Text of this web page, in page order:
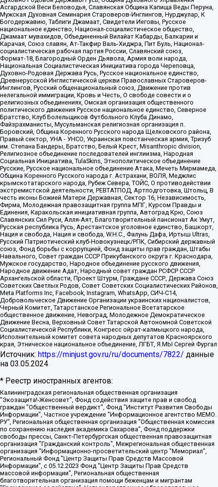
Асгардской Веси Беловодья, Славянская Община Капища Веды Перуна,
Мужская Духовная Семинария Староверов-Инглингов, Нурджулар, К
Богодержавию, Таблиги Джамаат, Свидетели Иеговы, Русское
национальное единство, Национал-социалистическое общество,
Джамаат мувахидов, Объединенный Вилайат Кабарды, Балкарии и
Карачая, Союз славян, Ат-Такфир Валь-Хиджра, Пит Буль, Национал-
социалистическая рабочая партия России, Славянский союз,
Формат-18, Благородный Орден Дьявола, Армия воли народа,
Национальная Социалистическая Инициатива города Череповца,
Духовно-Родовая Держава Русь, Русское национальное единство,
Древнерусской Инглистической церкви Православных Староверов-
Инглингов, Русский общенациональный союз, Движение против
нелегальной иммиграции, Кровь и Честь, О свободе совести и о
религиозных объединениях, Омская организация общественного
политического движения Русское национальное единство, Северное
Братство, Клуб Болельщиков Футбольного Клуба Динамо,
Файзрахманисты, Мусульманская религиозная организация п.
Боровский, Община Коренного Русского народа Щелковского района,
Правый сектор, УНА - УНСО, Украинская повстанческая армия, Тризуб
им. Степана Бандеры, Братство, Белый Крест, Misanthropic division,
Религиозное объединение последователей инглиизма, Народная
Социальная Инициатива, TulaSkins, Этнополитическое объединение
Русские, Русское национальное объединение Атака, Мечеть Мирмамеда,
Община Коренного Русского народа г. Астрахани, ВОЛЯ, Меджлис
крымскотатарского народа, Рубеж Севера, ТОЙС, О противодействии
экстремистской деятельности, РЕВТАТПОД, Артподготовка, Штольц, В
честь иконы Божией Матери Державная, Сектор 16, Независимость,
Фирма, Молодежная правозащитная группа МПГ, Курсом Правды и
Единения, Каракольская инициативная группа, Автоград Крю, Союз
Славянских Сил Руси, Алля-Аят, Благотворительный пансионат Ак Умут,
Русская республика Русь, Арестантское уголовное единство, Башкорт,
Нация и свобода, Нация и свобода, W.H.С., Фалунь Дафа, Иртыш Ultras,
Русский Патриотический клуб-Новокузнецк/РПК, Сибирский державный
союз, Фонд борьбы с коррупцией, Фонд защиты прав граждан, Штабы
Навального, Совет граждан СССР Прикубанского округа г. Краснодара,
Мужское государство, Народное объединение русского движения,
Народное движение Адат, Народный совет граждан РСФСР СССР
Архангельской области, Проект Штурм, Граждане СССР, Держава Союз
Советских Светлых Родов, Совет Советских Социалистических Районов,
Meta Platforms Inc, Facebook, Instagram, WhatsApp, СИЧ-С14,
Добровольческое Движение Организации украинских националистов,
Черный Комитет, Татарстанское Региональное Всетатарское
общественное движение, Невоград, Молодежное Демократическое
Движение Весна, Верховный Совет Татарской Автономной Советской
Социалистической Республики, Конгресс ойрат-калмыцкого народа,
Исполнительный комитет совета народных депутатов Красноярского
края, Этническое национальное объединение, ЛГБТ, Я.МЫ Сергей Фургал
Источник: https://minjust.gov.ru/ru/documents/7822/ данные
на 03.05.2024
* Реестр иностранных агентов:
Калининградская региональная общественная организация "Экозащита!-Женсовет", Фонд содействия защите прав и свобод граждан "Общественный вердикт", Фонд "Институт Развития Свободы Информации", Частное учреждение "Информационное агентство МЕМО. РУ", Региональная общественная организация "Общественная комиссия по сохранению наследия академика Сахарова", Фонд поддержки свободы прессы, Санкт-Петербургская общественная правозащитная организация "Гражданский контроль", Межрегиональная общественная организация "Информационно-просветительский центр "Мемориал", Региональный Фонд "Центр Защиты Прав Средств Массовой Информации", с 05.12.2023 Фонд "Центр Защиты Прав Средств массовой информации", Региональная общественная благотворительная организация помощи беженцам и мигрантам "Гражданское содействие", Негосударственное образовательное учреждение дополнительного профессионального образования (повышение квалификации) специалистов "АКАДЕМИЯ ПО ПРАВАМ ЧЕЛОВЕКА", Свердловская региональная общественная организация "Сутяжник", Автономная некоммерческая организация "Центр независимых социологических исследований", Союз общественных объединений "Российский исследовательский центр по правам человека", Региональное общественное учреждение научно-информационный центр "МЕМОРИАЛ", Некоммерческая организация "Фонд защиты гласности", Автономная некоммерческая организация "Институт прав человека", Городская общественная организация "Екатеринбургское общество "МЕМОРИАЛ", Городская общественная организация "Рязанское историко-просветительское и правозащитное общество "Мемориал" (Рязанский Мемориал), Челябинский региональный орган общественной самодеятельности – женское общественное объединение "Женщины Евразии", Челябинский региональный орган общественной самодеятельности "Уральская правозащитная группа", Фонд содействия защите здоровья и социальной справедливости имени Андрея Рылькова, Автономная Некоммерческая Организация "Аналитический Центр Юрия Левады", Автономная некоммерческая организация социальной поддержки населения "Проект Апрель", Региональная общественная организация помощи женщинам и детям, находящимся в кризисной ситуации "Информационно-методический центр "Анна", Фонд содействия развитию массовых коммуникаций и правовому просвещению "Так-так-Так", Фонд содействия устойчивому развитию "Серебряная тайга", Свердловский региональный общественный фонд социальных проектов "Новое время", "Idel.Реалии", Кавказ.Реалии, Крым.Реалии, Телеканал Настоящее Время, Татаро-башкирская служба Радио Свобода (Azatliq Radiosi), Радио Свободная Европа/Радио Свобода (PCE/PC), "Сибирь.Реалии", "Фактограф", Благотворительный фонд помощи осужденным и их семьям, Автономная некоммерческая организация "Институт глобализации и социальных движений", Фонд "В защиту прав заключенных", Частное учреждение "Центр поддержки и содействия развитию средств массовой информации", Пензенский региональный общественный благотворительный фонд "Гражданский союз", "Север.Реалии", Некоммерческая организация Фонд "Правовая инициатива", Общество с ограниченной ответственностью "Радио Свободная Европа/Радио Свобода", Чешское информационное агентство "MEDIUM-ORIENT", Красноярская региональная общественная организация "Мы против СПИДа", Камалягин Денис Николаевич, Маркелов Сергей Евгеньевич, Пономарев Лев Александрович, Савицкая Людмила Алексеевна, Автономная некоммерческая организация "Центр по работе с проблемой насилия "НАСИЛИЮ.НЕТ", Межрегиональный профессиональный союз работников здравоохранения "Альянс врачей", Юридическое лицо, зарегистрированное в Латвийской Республике, SIA "Medusa Project" (регистрационный номер 40103797863, дата регистрации 10.06.2014), Некоммерческая организация "Фонд по борьбе с коррупцией", Автономная некоммерческая организация "Институт права и публичной политики", Баданин Роман Сергеевич, Гликин Максим Александрович, Железнова Мария Михайловна, Лукьянова Юлия Сергеевна, Маетная Елизавета Витальевна, Маняхин Петр Борисович, Чуракова Ольга Владимировна, Ярош Юлия Петровна, Юридическое лицо "The Insider SIA", зарегистрированное в Риге, Латвийская Республика (дата регистрации 26.06.2015), являющееся администратором доменного имени интернет-издания "The Insider SIA", https://theins.ru, Постернак Алексей Евгеньевич, Рубин Михаил Аркадьевич, Анин Роман Александрович, Юридическое лицо Istories fonds, зарегистрированное в Латвийской Республике (регистрационный номер 50008295751, дата регистрации 24.02.2020), Великовский Дмитрий Александрович, Долинина Ирина Николаевна, Мароховская Алеся Алексеевна, Шлейнов Роман Юрьевич, Шмагун Олеся Валентиновна, Общество с ограниченной ответственностью "Альтаир 2021", Общество с ограниченной ответственностью "Вега 2021", Общество с ограниченной ответственностью "Главный редактор 2021", Общество с ограниченной ответственностью "Ромашки монолит", Важенков Артем Валерьевич, Ивановская областная общественная организация "Центр гендерных исследований", Гурман Юрий Альбертович, Медиапроект "ОВД-Инфо", Егоров Владимир Владимирович, Жилинский Владимир Александрович, Общество с ограниченной ответственностью "ЗП", Иванова София Юрьевна, Карезина Инна Павловна, Кильтау Екатерина Викторовна, Петров Алексей Викторович, Пискунов Сергей Евгеньевич, Смирнов Сергей Сергеевич, Тихонов Михаил Сергеевич, Общество с ограниченной ответственностью "ЖУРНАЛИСТ-ИНОСТРАННЫЙ АГЕНТ", Арапова Галина Юрьевна, Вольтская Татьяна Анатольевна, Американская компания "Mason G.E.S. Anonymous Foundation" (США), являющаяся владельцем интернет-издания https://mnews.world/, Компания "Stichting Bellingcat", зарегистрированная в Нидерландах (дата регистрации 11.07.2018), Захаров Андрей Вячеславович, Клепиковская Екатерина Дмитриевна, Общество с ограниченной ответственностью "МЕМО", Перл Роман Александрович, Симонов Евгений Алексеевич, Соловьева Елена Анатольевна, Сотников Даниил Владимирович, Сурначева Елизавета Дмитриевна, Автономная некоммерческая организация по защите прав человека и информированию населения "Якутия – Наше Мнение", Общество с ограниченной ответственностью "Москоу диджитал медиа", с 26.01.2023 Общество с ограниченной ответственностью "Чайка Белые сады", Ветошкина Валерия Валерьевна, Заговора Максим Александрович, Межрегиональное общественное движение "Российская ЛГБТ - сеть", Оленичев Максим Владимирович, Павлов Иван Юрьевич, Скворцова Елена Сергеевна, Общество с ограниченной ответственностью "Как бы инагент", Кочетков Игорь Викторович, Общество с ограниченной ответственностью "Честные выборы", Еланчик Олег Александрович, Общество с ограниченной ответственностью "Нобелевский призыв", Гималова Регина Эмилевна, Григорьев Андрей Валерьевич, Григорьева Алина Александровна, Ассоциация по содействию защите прав призывников, альтернативнослужащих и военнослужащих "Правозащитная группа "Гражданин.Армия.Право", Хисамова Регина Фаритовна, Автономная некоммерческая организация по реализации социально-правовых программ "Лилит", Дальневосточное общественное движение "Маяк", Санкт-Петербургская ЛГБТ-инициативная группа "Выход", Инициативная группа ЛГБТ+ "Реверс", Алексеев Андрей Викторович, Бекбулатова Таисия Львовна, Беляев Иван Михайлович, Владыкина Елена Сергеевна, Гельман Марат Александрович, Никульшина Вероника Юрьевна, Толоконникова Надежда Андреевна, Шендерович Виктор Анатольевич, Общество с ограниченной ответственностью "Данное сообщение", Общество с ограниченной ответственностью Издательский дом "Новая глава", Айнбиндер Александра Александровна, Московский комьюнити-центр для ЛГБТ+инициатив, Благотворительный фонд развития филантропии, Deutsche Welle (Германия, Kurt-Schumacher-Strasse 3, 53113 Bonn), Борзунова Мария Михайловна, Воробьев Виктор Викторович, Голубева Анна Львовна, Константинова Алла Михайловна, Малкова Ирина Владимировна, Мурадов Мурад Абдулгалимович, Осетинская Елизавета Николаевна, Понасенков Евгений Николаевич, Ганапольский Матвей Юрьевич, Киселев Евгений Алексеевич, Борухович Ирина Григорьевна, Дремин Иван Тимофеевич, Дубровский Дмитрий Викторович, Красноярская региональная общественная организация поддержки и развития альтернативных образовательных технологий и межкультурных коммуникаций "ИНТЕРРА", Маяковская Екатерина Алексеевна, Фейгин Марк Захарович, Филимонов Андрей Викторович, Дзугкоева Регина Николаевна, Доброхотов Роман Александрович, Дудь Юрий Александрович, Елкин Сергей Владимирович, Кругликов Кирилл Игоревич, Сабунаева Мария Леонидовна, Семенов Алексей Владимирович, Шаинян Карен Багратович, Шульман Екатерина Михайловна, Асафьев Артур Валерьевич, Вахштайн Виктор Семенович, Венедиктов Алексей Алексеевич, Лушникова Екатерина Евгеньевна, Волков Леонид Михайлович, Невзоров Александр Глебович, Пархоменко Сергей Борисович, Сироткин Ярослав Николаевич, Кара-Мурза Владимир Владимирович, Баранова Наталья Владимировна, Гозман Леонид Яковлевич, Кагарлицкий Борис Юльевич, Климарев Михаил Валерьевич, Милов Владимир Станиславович, Автономная некоммерческая организация Краснодарский центр современного искусства "Типография", Моргенштерн Алишер Тагирович, Соболь Любовь Эдуардовна, Общество с ограниченной ответственностью "ЛИЗА НОРМ", Каспаров Гарри Кимович, Ходорковский Михаил Борисович, Общество с ограниченной ответственностью "Апрельские тезисы", Данилович Ирина Брониславовна, Кашин Олег Владимирович, Петров Николай Владимирович, Пивоваров Алексей Владимирович, Соколов Михаил Владимирович, Цветкова Юлия Владимировна, Чичваркин Евгений Александрович, Комитет против пыток/Команда против пыток, Общество с ограниченной ответственностью "Первый научный", Общество с ограниченной ответственностью "Вертолет и ко", Белоцерковская Вероника Борисовна, Кац Максим Евгеньевич, Лазарева Татьяна Юрьевна, Шаведдинов Руслан Табризович, Яшин Илья Валерьевич, Общество с ограниченной ответственностью "Иноагент ААВ", Алешковский Дмитрий Петрович, Альбац Евгения Марковна, Быков Дмитрий Львович, Галямина Юлия Евгеньевна, Лойко Сергей Леонидович, Мартынов Кирилл Константинович, Медведев Сергей Александрович, Крашенинников Федор Геннадиевич, Гордеева Катерина Вл